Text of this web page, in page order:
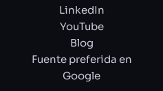
LinkedIn
YouTube
Blog
Fuente preferida en
Google